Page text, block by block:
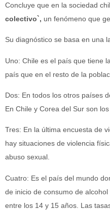
Concluye que en la sociedad
colectivo`, un fenómeno que
Su diagnóstico se basa en una
Uno: Chile es el país que tiene
país que en el resto de la
Dos: En todos los otros países
En Chile y Corea del Sur son
Tres: En la última encuesta de
hay situaciones de violencia
abuso sexual.
Cuatro: Es el país del mundo
de inicio de consumo de
entre los 14 y 15 años. Las